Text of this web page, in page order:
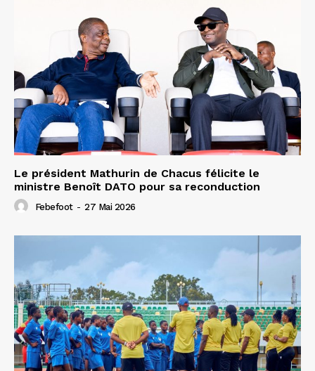
Le président Mathurin de Chacus félicite le
ministre Benoît DATO pour sa reconduction
Febefoot - 27 Mai 2026